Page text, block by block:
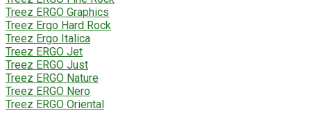
Treez ERGO Graphics
Treez Ergo Hard Rock
Treez Ergo Italica
Treez ERGO Jet
Treez ERGO Just
Treez ERGO Nature
Treez ERGO Nero
Treez ERGO Oriental